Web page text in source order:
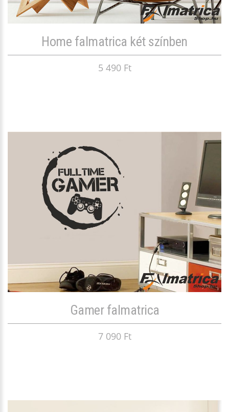
Home falmatrica két színben
5 490 Ft
Gamer falmatrica
7 090 Ft